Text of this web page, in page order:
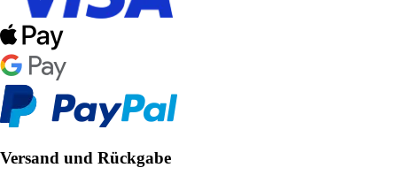
Versand und Rückgabe